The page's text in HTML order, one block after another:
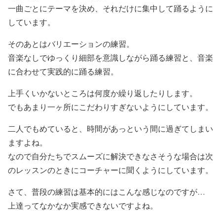
一曲ごとにテーマを決め、それだけに集中して踊るように
しています。
そのあとはバリエーションの練習。
音楽なしでゆっくり細部を意識しながら踊る練習と、音楽
に合わせて実践的に踊る練習。
上手くいかないところは何度か繰り返したりします。
でもあまり一ヶ所にこだわりすぎないようにしています。
二人でもめていると、時間があっという間に過ぎてしまい
ますよね。
なので自分たちでスムーズに解決できなさそうな場合は次
のレッスンのときにコーチャーに聞くようにしています。
さて、普段の練習は基本的にはこんな感じなのですが…
上達ってなかなか実感できないですよね。